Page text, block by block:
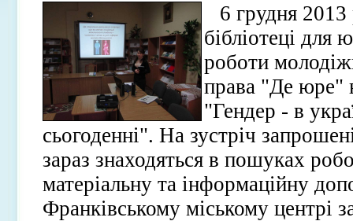
6 грудня 2013
бібліотеці для
роботи
права "Де юре"
"Гендер - в
сьогоденні". На зустріч
зараз знаходяться в пошуках
матеріальну та інформаційну
Франківському міському центрі